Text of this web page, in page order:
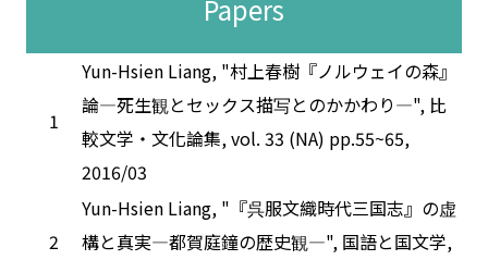
Papers
1
Yun-Hsien Liang, "村上春樹『ノルウェイの森』
論―死生観とセックス描写とのかかわり―", 比
較文学・文化論集, vol. 33 (NA) pp.55~65,
2016/03
2
Yun-Hsien Liang, "『呉服文織時代三国志』の虚
構と真実―都賀庭鐘の歴史観―", 国語と国文学,